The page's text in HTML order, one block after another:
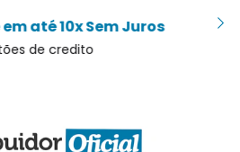
Site 100% Seguro
Compra garantida